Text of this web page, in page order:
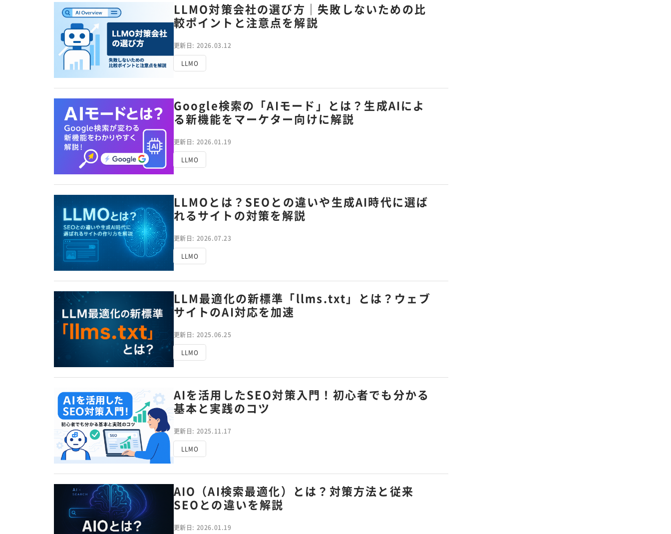
LLMO対策会社の選び方｜失敗しないための比
較ポイントと注意点を解説
更新日: 2026.03.12
LLMO
Google検索の「AIモード」とは？生成AIによ
る新機能をマーケター向けに解説
更新日: 2026.01.19
LLMO
LLMOとは？SEOとの違いや生成AI時代に選ば
れるサイトの対策を解説
更新日: 2026.07.23
LLMO
LLM最適化の新標準「llms.txt」とは？ウェブ
サイトのAI対応を加速
更新日: 2025.06.25
LLMO
AIを活用したSEO対策入門！初心者でも分かる
基本と実践のコツ
更新日: 2025.11.17
LLMO
AIO（AI検索最適化）とは？対策方法と従来
SEOとの違いを解説
更新日: 2026.01.19